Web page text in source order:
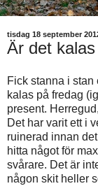
tisdag 18 september
Är det
Fick stanna i
kalas på fredag
present.
Det har varit ett i
ruinerad innan
hitta något för
svårare. Det är
någon skit heller